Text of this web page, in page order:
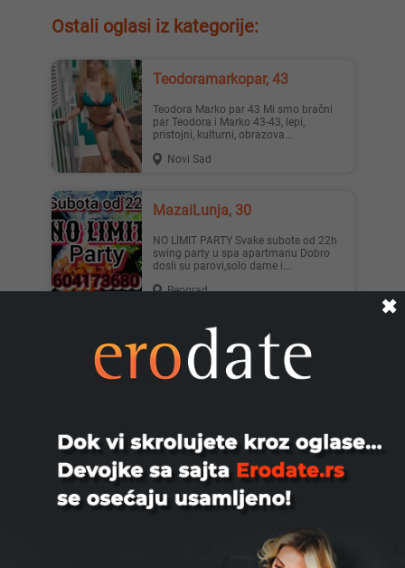
Ostali oglasi iz kategorije:
Teodoramarkopar, 43
Teodora Marko par 43 Mi smo bračni
par Teodora i Marko 43-43, lepi,
pristojni, kulturni, obrazova...
Novi Sad
MazaiLunja, 30
NO LIMIT PARTY Svake subote od 22h
swing party u spa apartmanu Dobro
dosli su parovi,solo dame i...
Beograd
Aleksa, 28
Dobar i jak sex Trazim devojku/damu
Maxellbg, 39
trazim par ili damu na duze staze za
uzivanje....par gde bi oba muskarca
✖